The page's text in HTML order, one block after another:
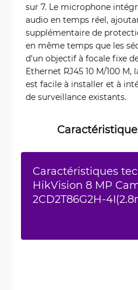
sur 7. Le microphone
audio en temps réel,
supplémentaire de
en même temps que les
d'un objectif à focale fixe
Ethernet RJ45 10 M/100 M,
est facile à installer et à
de surveillance existants.
Caractéristiques
HikVision 8 MP
2CD2T86G2H-